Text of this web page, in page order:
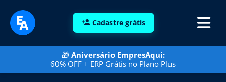
Cadastre grátis
🎁 Aniversário EmpresAqui:
60% OFF + ERP Grátis no Plano Plus